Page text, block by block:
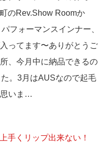
のRev.Show Roomか
フォーマンスインナー、
ってます〜ありがとうご
、今月中に納品できるの
。3月はAUSなので起毛
思いま…
手くリップ出来ない！